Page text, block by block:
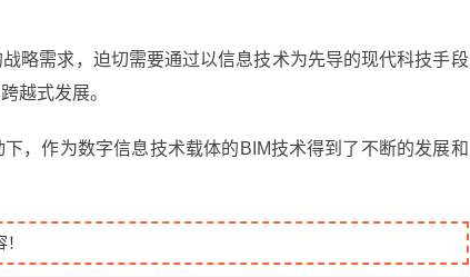
略需求，迫切需要通过以信息技术为先导的现代科技手段
越式发展。
，作为数字信息技术载体的BIM技术得到了不断的发展和